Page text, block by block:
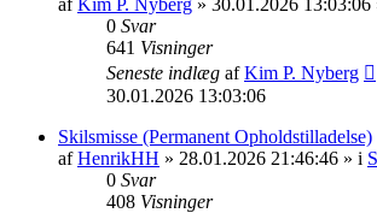
0 Svar
641 Visninger
Seneste indlæg afKim P. Nyberg
30.01.2026 13:03:06
Skilsmisse (Permanent Opholdstilladelse)
afHenrikHH » 28.01.2026 21:46:46 » i
0 Svar
408 Visninger